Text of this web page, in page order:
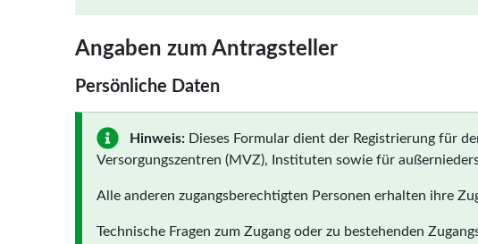
Angaben zum Antragsteller
Persönliche Daten
Hinweis: Dieses Formular dient der Registrierung für
Versorgungszentren (MVZ), Instituten sowie für
Alle anderen zugangsberechtigten Personen erhalten ihre
Technische Fragen zum Zugang oder zu bestehenden